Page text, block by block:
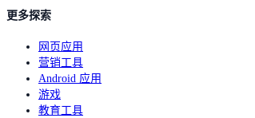
更多探索
网页应用
营销工具
Android 应用
游戏
教育工具